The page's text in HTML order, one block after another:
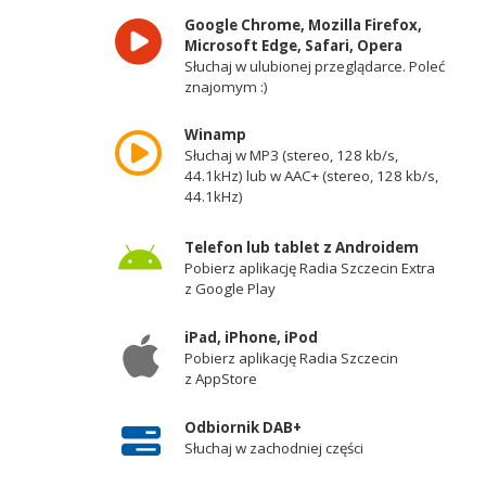
Google Chrome, Mozilla Firefox,
Microsoft Edge, Safari, Opera
Słuchaj w ulubionej przeglądarce. Poleć
znajomym :)
Winamp
Słuchaj w MP3 (stereo, 128 kb/s,
44.1kHz) lub w AAC+ (stereo, 128 kb/s,
44.1kHz)
Telefon lub tablet z Androidem
Pobierz aplikację Radia Szczecin Extra
z Google Play
iPad, iPhone, iPod
Pobierz aplikację Radia Szczecin
z AppStore
Odbiornik DAB+
Słuchaj w zachodniej części